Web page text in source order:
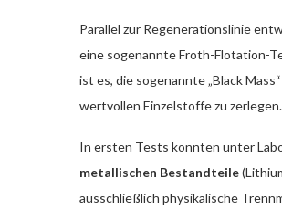
Parallel zur Regenerationslinie
eine sogenannte Froth-Flotation-
ist es, die sogenannte „Black
wertvollen Einzelstoffe zu zerlegen.
In ersten Tests konnten unter
metallischen Bestandteile
ausschließlich physikalische